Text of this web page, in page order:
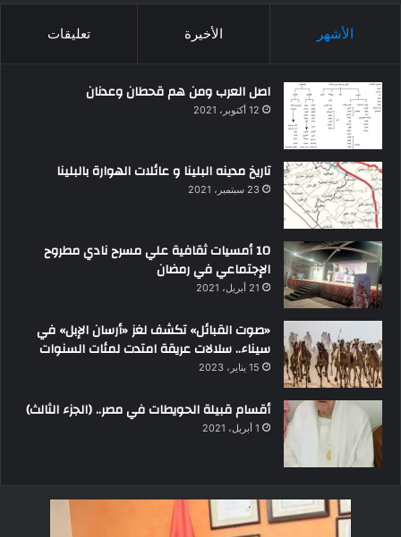
الأشهر الأخيرة تعليقات
اصل العرب ومن هم قحطان وعدنان
12 أكتوبر، 2021
تاريخ مدينه البلينا و عائلات الهوارة بالبلينا
23 سبتمبر، 2021
10 أمسيات ثقافية علي مسرح نادي مطروح
الإجتماعي في رمضان
21 أبريل، 2021
«صوت القبائل» تكشف لغز «أرسان الإبل» في
سيناء.. سلالات عريقة امتدت لمئات السنوات
15 يناير، 2023
أقسام قبيلة الحويطات في مصر.. (الجزء الثالث)
1 أبريل، 2021